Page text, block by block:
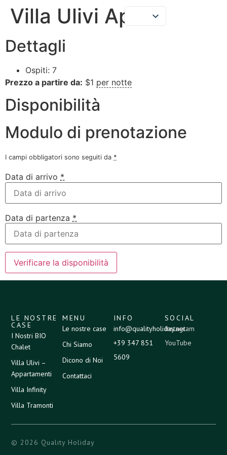
Villa Ulivi Apt.1
Dettagli
Ospiti: 7
Prezzo a partire da: $1 per notte
Disponibilità
Modulo di prenotazione
I campi obbligatori sono seguiti da *
Data di arrivo *
Data di partenza *
LE NOSTRE
CASE
I Nostri BIO
Chalet
Villa Ulivi –
Appartamenti
Villa Infinity
Villa Tramonti
MENU
Le nostre case
Chi Siamo
Dicono di Noi
Contattaci
INFO
info@qualityholiday.net
+39 347 851
5609
SOCIAL
Instagram
YouTube
© 2026 Quality Holiday